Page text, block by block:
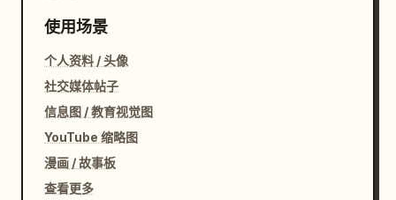
使用场景
个人资料 / 头像
社交媒体帖子
信息图 / 教育视觉图
YouTube 缩略图
漫画 / 故事板
查看更多